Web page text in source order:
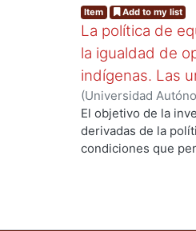
Enmarcada dentro
enfatiza la
social, como pre-
requerido y -
cultural es
capacidad
productiva,
razonamiento
mayor probabilidad
inhiben el
conformación de
Item Add to my list
La política de
la igualdad de
indígenas. Las
(Universidad
de Servicios de
El objetivo de la
derivadas de la
condiciones que
identidades
han servido en el